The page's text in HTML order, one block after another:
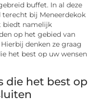
buffet. In al deze
bij Meneerdekok
biedt namelijk
op het gebied van
denken ze graag
het best op uw wensen
die het best op